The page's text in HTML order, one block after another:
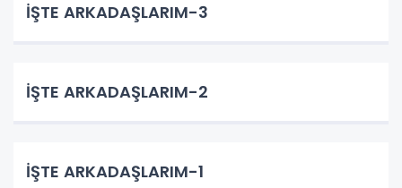
İŞTE ARKADAŞLARIM-3
İŞTE ARKADAŞLARIM-2
İŞTE ARKADAŞLARIM-1